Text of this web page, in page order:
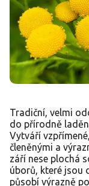
Tradiční, velmi
do přírodně
Vytváří
členěnými a
září nese plochá
úborů, které jsou
působí výrazně